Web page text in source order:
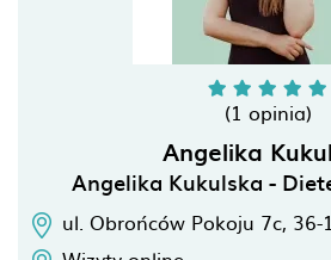
(1 opinia)
Angelika
Angelika Kukulska -
ul. Obrońców Pokoju 7c, 36-